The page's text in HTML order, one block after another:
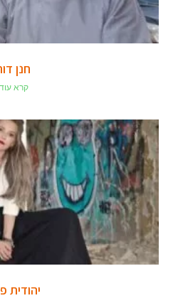
חנן
קרא עוד
יהודית